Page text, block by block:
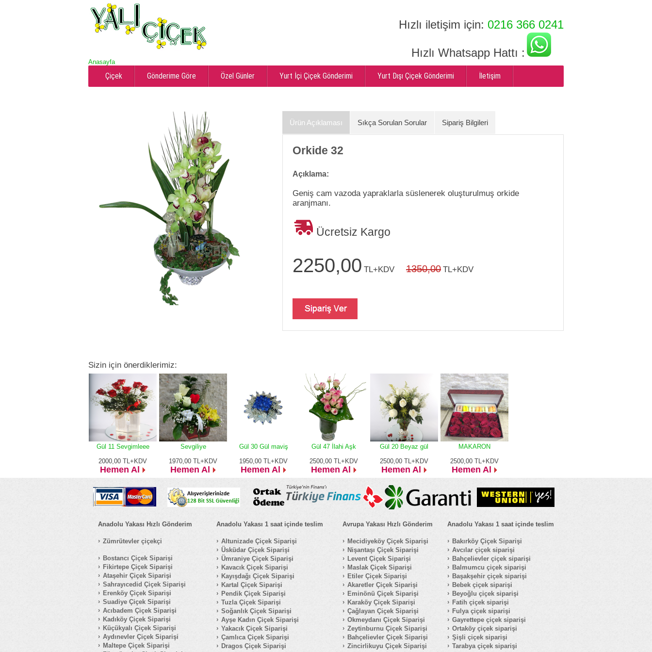
Anasayfa
Hızlı iletişim için: 0216 366 0241
Hızlı Whatsapp Hattı :
Çiçek Gönderime Göre Özel Günler Yurt İçi Çiçek Gönderimi Yurt Dışı Çiçek Gönderimi İletişim
Ürün Açıklaması Sıkça Sorulan Sorular Sipariş Bilgileri
Orkide 32
Açıklama:
Geniş cam vazoda yapraklarla süslenerek oluşturulmuş orkide
aranjmanı.
Ücretsiz Kargo
2250,00 TL+KDV 1350,00 TL+KDV
Sizin için önerdiklerimiz:
Gül 11 Sevgimleee
2000,00 TL+KDV
Hemen Al
Sevgiliye
1970,00 TL+KDV
Hemen Al
Gül 30 Gül maviş
1950,00 TL+KDV
Hemen Al
Gül 47 İlahi Aşk
2500,00 TL+KDV
Hemen Al
Gül 20 Beyaz gül
2500,00 TL+KDV
Hemen Al
MAKARON
2500,00 TL+KDV
Hemen Al
Anadolu Yakası Hızlı Gönderim
Zümrütevler çiçekçi
Bostancı Çiçek Siparişi
Fikirtepe Çiçek Siparişi
Ataşehir Çiçek Siparişi
Sahrayıcedid Çiçek Siparişi
Erenköy Çiçek Siparişi
Suadiye Çiçek Siparişi
Acıbadem Çiçek Siparişi
Kadıköy Çiçek Siparişi
Küçükyalı Çiçek Siparişi
Aydınevler Çiçek Siparişi
Maltepe Çiçek Siparişi
Anadolu Yakası 1 saat içinde teslim
Altunizade Çiçek Siparişi
Üsküdar Çiçek Siparişi
Ümraniye Çiçek Siparişi
Kavacık Çiçek Siparişi
Kayışdağı Çiçek Siparişi
Kartal Çiçek Siparişi
Pendik Çiçek Siparişi
Tuzla Çiçek Siparişi
Soğanlık Çiçek Siparişi
Ayşe Kadın Çiçek Siparişi
Yakacık Çiçek Siparişi
Çamlıca Çiçek Siparişi
Dragos Çiçek Siparişi
Avrupa Yakası Hızlı Gönderim
Mecidiyeköy Çiçek Siparişi
Nişantaşı Çiçek Siparişi
Levent Çiçek Siparişi
Maslak Çiçek Siparişi
Etiler Çiçek Siparişi
Akaretler Çiçek Siparişi
Eminönü Çiçek Siparişi
Karaköy Çiçek Siparişi
Çağlayan Çiçek Siparişi
Okmeydanı Çiçek Siparişi
Zeytinburnu Çiçek Siparişi
Bahçelievler Çiçek Siparişi
Zincirlikuyu Çiçek Siparişi
Anadolu Yakası 1 saat içinde teslim
Bakırköy Çiçek Siparişi
Avcılar çiçek siparişi
Bahçelievler çiçek siparişi
Balmumcu çiçek siparişi
Başakşehir çiçek siparişi
Bebek çiçek siparişi
Beyoğlu çiçek siparişi
Fatih çiçek siparişi
Fulya çiçek siparişi
Gayrettepe çiçek siparişi
Ortaköy çiçek siparişi
Şişli çiçek siparişi
Tarabya çiçek siparişi